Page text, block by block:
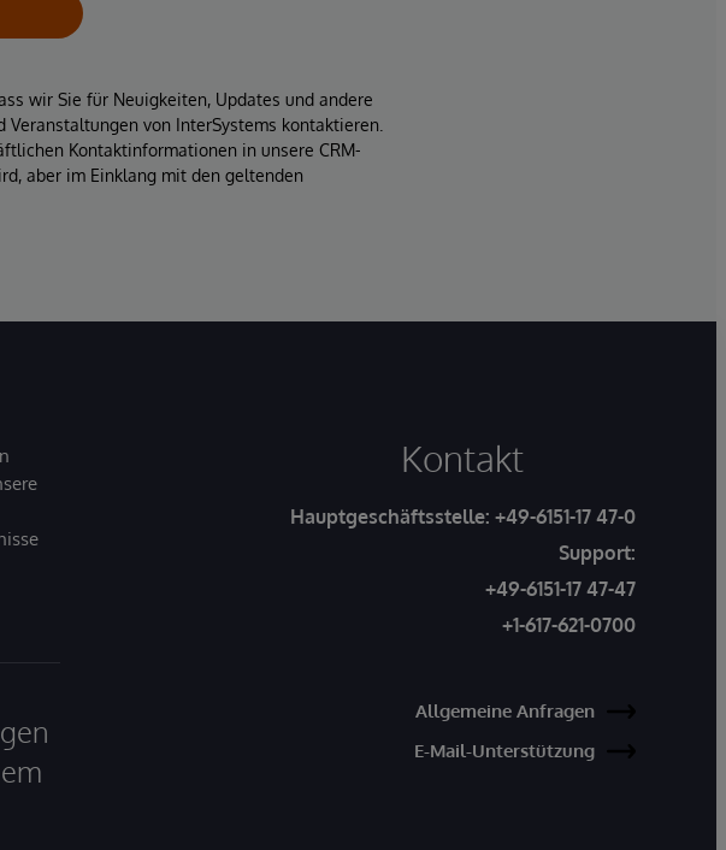
wir Sie für Neuigkeiten, Updates und andere
von InterSystems kontaktieren.
Kontaktinformationen in unsere CRM-
aber im Einklang mit den geltenden
Kontakt
Hauptgeschäftsstelle: +49-6151-17 47-0
Support:
+49-6151-17 47-47
+1-617-621-0700
Allgemeine Anfragen
E-Mail-Unterstützung